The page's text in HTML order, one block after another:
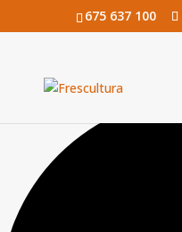
675 637 100
0 eventos encontrados.